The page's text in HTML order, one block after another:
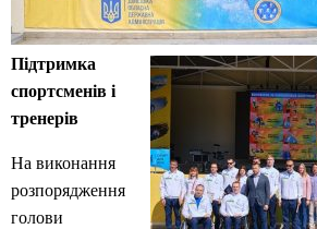
Підтримка
спортсменів і
тренерів
На виконання
розпорядження
голови